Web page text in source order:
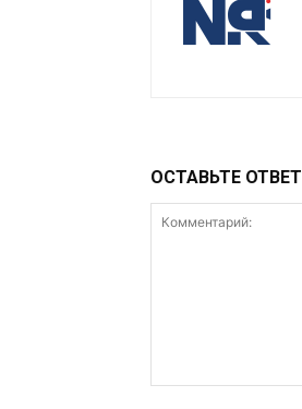
ОСТАВЬТЕ ОТВЕТ